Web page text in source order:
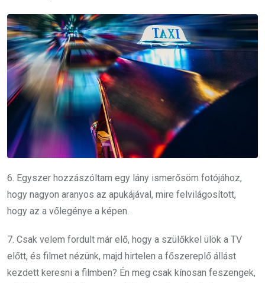
6. Egyszer hozzászóltam egy lány ismerősöm fotójához,
hogy nagyon aranyos az apukájával, mire felvilágosított,
hogy az a vőlegénye a képen.
7. Csak velem fordult már elő, hogy a szülőkkel ülök a TV
előtt, és filmet nézünk, majd hirtelen a főszereplő állást
kezdett keresni a filmben? Én meg csak kínosan feszengek,